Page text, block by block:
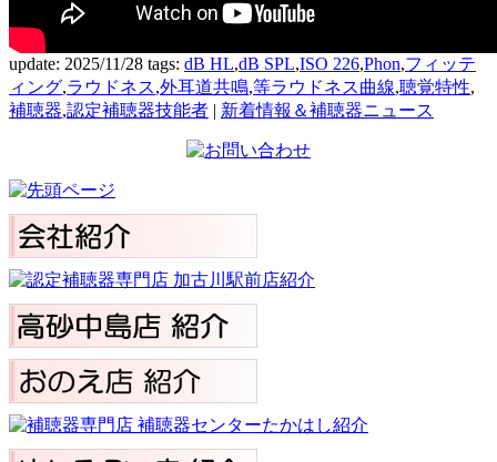
update: 2025/11/28 tags: dB HL,dB SPL,ISO 226,Phon,フィッテ
ィング,ラウドネス,外耳道共鳴,等ラウドネス曲線,聴覚特性,
補聴器,認定補聴器技能者 | 新着情報＆補聴器ニュース